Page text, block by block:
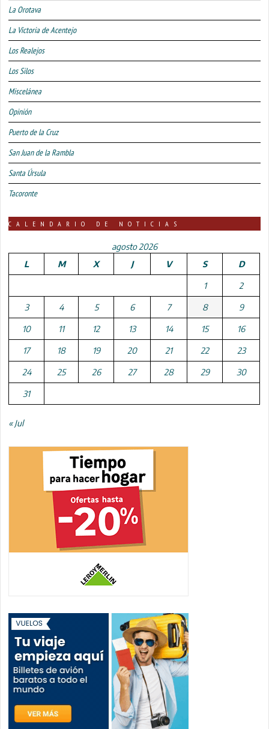
La Orotava
La Victoria de Acentejo
Los Realejos
Los Silos
Miscelánea
Opinión
Puerto de la Cruz
San Juan de la Rambla
Santa Úrsula
Tacoronte
CALENDARIO DE NOTICIAS
agosto 2026
L
M X J V S D
1 2
3 4 5 6 7 8 9
10 11 12 13 14 15 16
17 18 19 20 21 22 23
24 25 26 27 28 29 30
31
« Jul